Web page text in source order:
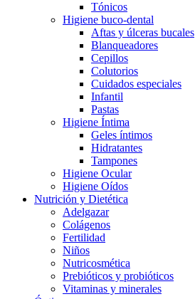
Tónicos
Higiene buco-dental
Aftas y úlceras bucales
Blanqueadores
Cepillos
Colutorios
Cuidados especiales
Infantil
Pastas
Higiene Íntima
Geles íntimos
Hidratantes
Tampones
Higiene Ocular
Higiene Oídos
Nutrición y Dietética
Adelgazar
Colágenos
Fertilidad
Niños
Nutricosmética
Prebióticos y probióticos
Vitaminas y minerales